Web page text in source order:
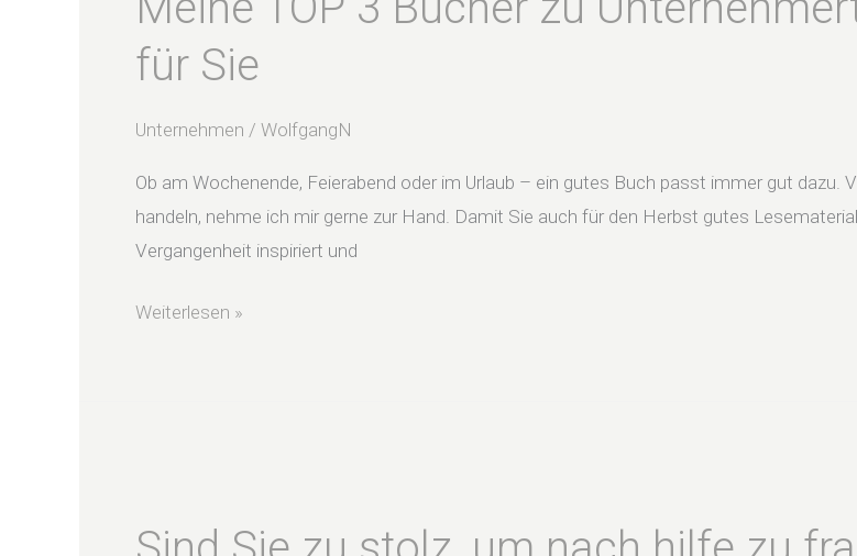
für Sie
Unternehmen / WolfgangN
Ob am Wochenende, Feierabend oder im Urlaub – ein gutes Buch passt immer gut dazu.
handeln, nehme ich mir gerne zur Hand. Damit Sie auch für den Herbst gutes
Vergangenheit inspiriert und
&
Co
als
Empfehlung
Sie
Weiterlesen »
zu